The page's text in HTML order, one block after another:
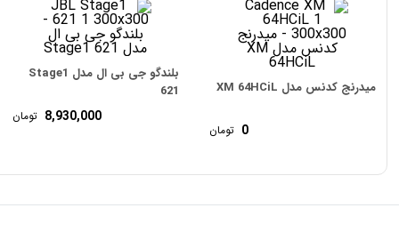
میدرنج کدنس مدل XM 64HCiL
0 تومان
بلندگو جی بی ال مدل Stage1
621
8,930,000 تومان